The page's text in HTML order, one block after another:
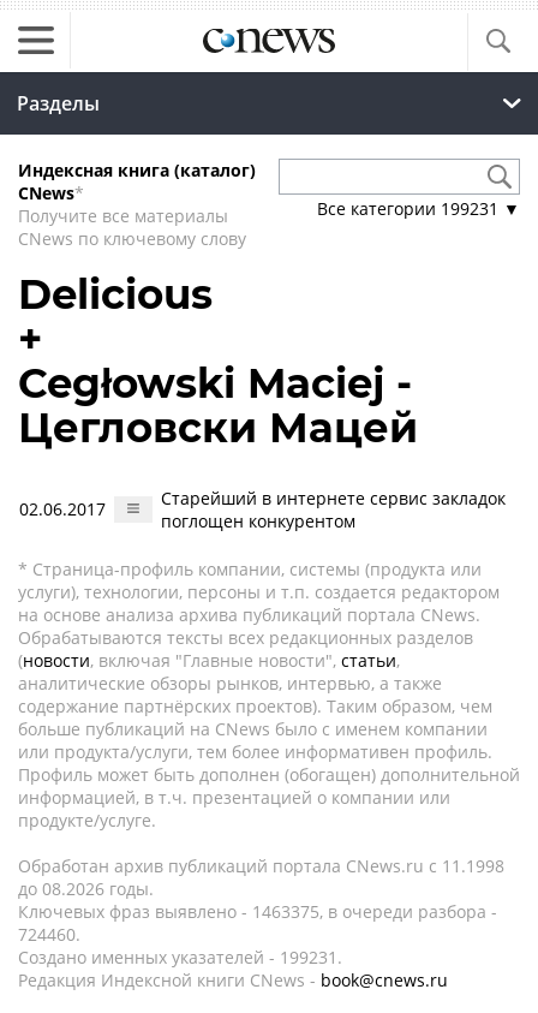
Разделы
Индексная книга (каталог)
CNews*
Получите все материалы
CNews по ключевому слову
Все категории 199231 ▼
Delicious
+
Cegłowski Maciej -
Цегловски Мацей
02.06.2017
Старейший в интернете сервис закладок
поглощен конкурентом
* Страница-профиль компании, системы (продукта или
услуги), технологии, персоны и т.п. создается редактором
на основе анализа архива публикаций портала CNews.
Обрабатываются тексты всех редакционных разделов
(новости, включая "Главные новости", статьи,
аналитические обзоры рынков, интервью, а также
содержание партнёрских проектов). Таким образом, чем
больше публикаций на CNews было с именем компании
или продукта/услуги, тем более информативен профиль.
Профиль может быть дополнен (обогащен) дополнительной
информацией, в т.ч. презентацией о компании или
продукте/услуге.
Обработан архив публикаций портала CNews.ru c 11.1998
до 08.2026 годы.
Ключевых фраз выявлено - 1463375, в очереди разбора -
724460.
Создано именных указателей - 199231.
Редакция Индексной книги CNews - book@cnews.ru